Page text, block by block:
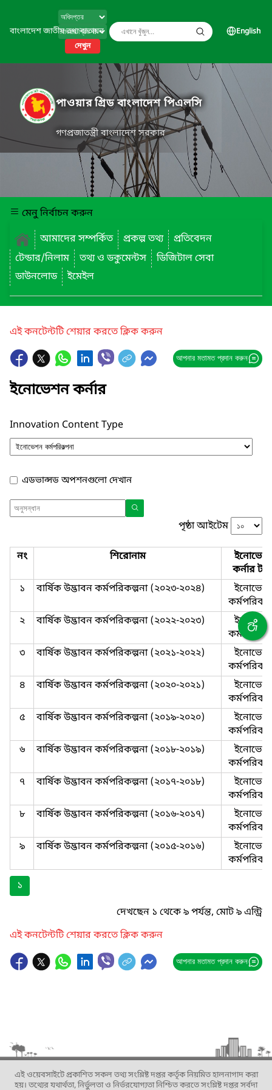
বাংলাদেশ জাতীয় তথ্য বাতায়ন
দেখুন
English
পাওয়ার গ্রিড বাংলাদেশ পিএলসি
গণপ্রজাতন্ত্রী বাংলাদেশ সরকার
মেনু নির্বাচন করুন
আমাদের সম্পর্কিত
প্রকল্প তথ্য
প্রতিবেদন
টেন্ডার/নিলাম
তথ্য ও ডকুমেন্টস
ডিজিটাল সেবা
ডাউনলোড
ইমেইল
এই কনটেন্টটি শেয়ার করতে ক্লিক করুন
আপনার মতামত প্রদান করুন
ইনোভেশন কর্নার
Innovation Content Type
এডভান্সড অপশনগুলো দেখান
পৃষ্ঠা আইটেম
নং শিরোনাম
কর্নার
১
বার্ষিক উদ্ভাবন কর্মপরিকল্পনা (২০২৩-২০২৪)
২
বার্ষিক উদ্ভাবন কর্মপরিকল্পনা (২০২২-২০২৩)
৩
বার্ষিক উদ্ভাবন কর্মপরিকল্পনা (২০২১-২০২২)
৪
বার্ষিক উদ্ভাবন কর্মপরিকল্পনা (২০২০-২০২১)
৫
বার্ষিক উদ্ভাবন কর্মপরিকল্পনা (২০১৯-২০২০)
৬
বার্ষিক উদ্ভাবন কর্মপরিকল্পনা (২০১৮-২০১৯)
৭
বার্ষিক উদ্ভাবন কর্মপরিকল্পনা (২০১৭-২০১৮)
৮
বার্ষিক উদ্ভাবন কর্মপরিকল্পনা (২০১৬-২০১৭)
৯
বার্ষিক উদ্ভাবন কর্মপরিকল্পনা (২০১৫-২০১৬)
১
দেখছেন ১ থেকে ৯ পর্যন্ত, মোট ৯ এন্ট্রি
এই কনটেন্টটি শেয়ার করতে ক্লিক করুন
আপনার মতামত প্রদান করুন
এই ওয়েবসাইটে প্রকাশিত সকল তথ্য সংশ্লিষ্ট দপ্তর কর্তৃক নিয়মিত হালনাগাদ করা
হয়। তথ্যের যথার্থতা, নির্ভুলতা ও নির্ভরযোগ্যতা নিশ্চিত করতে সংশ্লিষ্ট দপ্তর সর্বদা